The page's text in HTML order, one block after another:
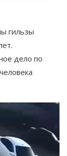
гильзы
дело по